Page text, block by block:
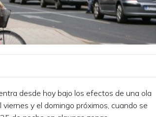
desde hoy bajo los efectos de una ola
y el domingo próximos, cuando se